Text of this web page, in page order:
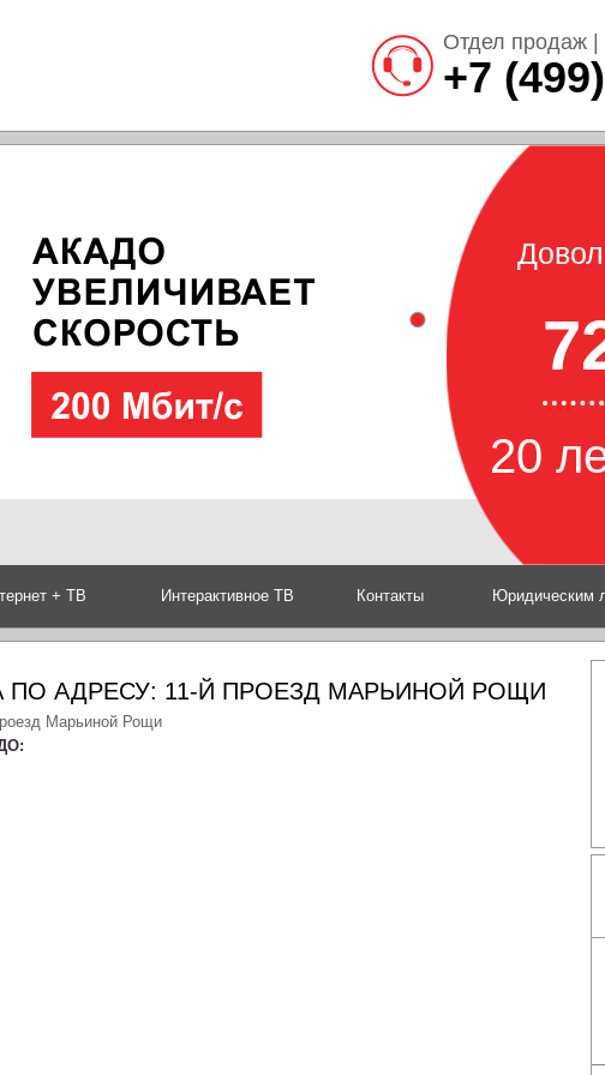
Отдел продаж
+7
20
+ ТВ Интерактивное ТВ Контакты Юридическим
ПО АДРЕСУ: 11-Й ПРОЕЗД МАРЬИНОЙ РОЩИ
Марьиной Рощи